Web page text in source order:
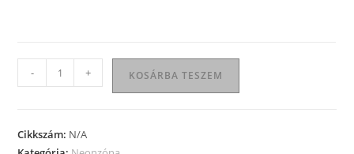
my
póló
mennyiség
- + KOSÁRBA TESZEM
Cikkszám: N/A